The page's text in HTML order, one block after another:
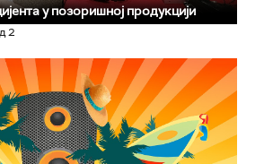
у позоришној продукцији
2